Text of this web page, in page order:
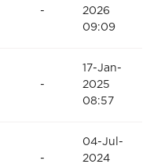
-
2026
09:09
-
17-Jan-
2025
08:57
-
04-Jul-
2024